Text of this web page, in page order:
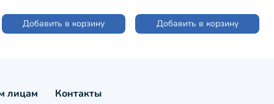
Добавить в корзину Добавить в корзину
лицам Контакты